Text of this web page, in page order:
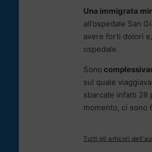
Una immigrata
all’ospedale San
avere forti dolori
ospedale.
Sono
sul quale
sbarcate infatti 28
momento, ci sono
Tutti gli articoli